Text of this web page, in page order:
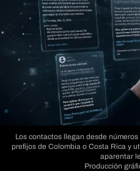
Los contactos llegan desde
prefijos de Colombia o Costa Rica y
aparentar
Producción